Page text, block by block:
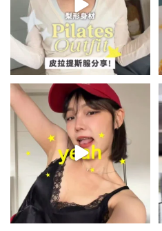
summer outfit⋆.˚✮🎧✮˚.⋆
夏日穿搭最需要單品！...
755 43